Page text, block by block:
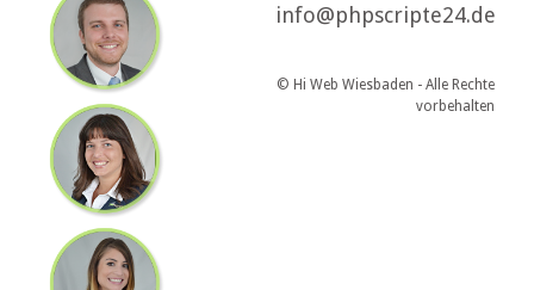
info@phpscripte24.de
© Hi Web Wiesbaden - Alle Rechte
vorbehalten